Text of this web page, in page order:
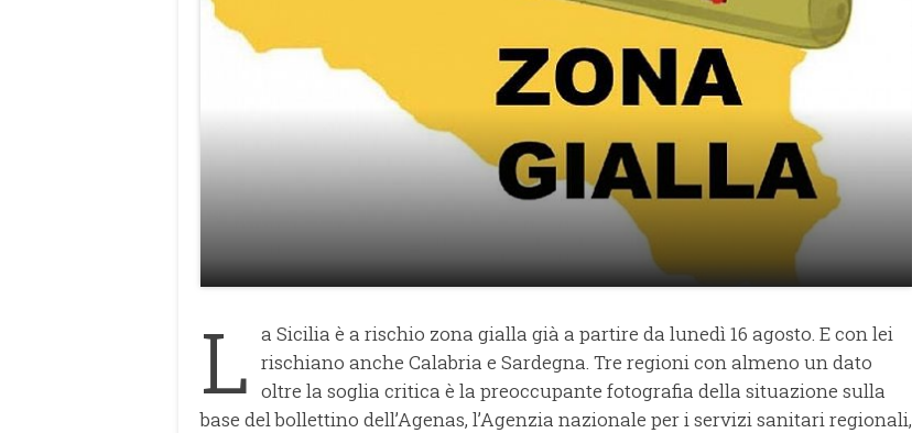
L a Sicilia è a rischio zona gialla già a partire da lunedì 16 agosto. E con lei
rischiano anche Calabria e Sardegna. Tre regioni con almeno un dato
oltre la soglia critica è la preoccupante fotografia della situazione sulla
base del bollettino dell’Agenas, l’Agenzia nazionale per i servizi sanitari regionali,